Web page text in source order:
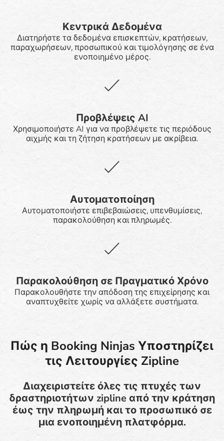
Κεντρικά Δεδομένα
Διατηρήστε τα δεδομένα επισκεπτών, κρατήσεων,
παραχωρήσεων, προσωπικού και τιμολόγησης σε ένα
ενοποιημένο μέρος.
Προβλέψεις AI
Χρησιμοποιήστε AI για να προβλέψετε τις περιόδους
αιχμής και τη ζήτηση κρατήσεων με ακρίβεια.
Αυτοματοποίηση
Αυτοματοποιήστε επιβεβαιώσεις, υπενθυμίσεις,
παρακολούθηση και πληρωμές.
Παρακολούθηση σε Πραγματικό Χρόνο
Παρακολουθήστε την απόδοση της επιχείρησης και
αναπτυχθείτε χωρίς να αλλάξετε συστήματα.
Πώς η Booking Ninjas Υποστηρίζει
τις Λειτουργίες Zipline
Διαχειριστείτε όλες τις πτυχές των
δραστηριοτήτων zipline από την κράτηση
έως την πληρωμή και το προσωπικό σε
μια ενοποιημένη πλατφόρμα.